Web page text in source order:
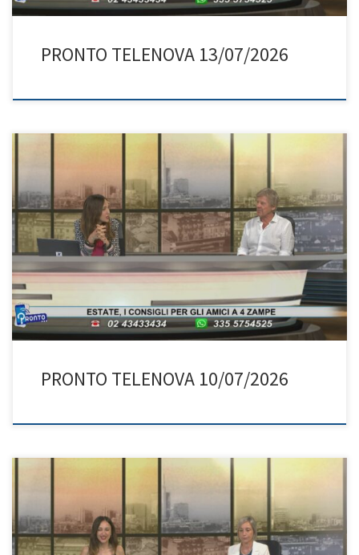
PRONTO TELENOVA 13/07/2026
PRONTO TELENOVA 10/07/2026